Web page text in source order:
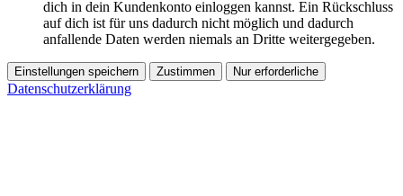
dich in dein Kundenkonto einloggen kannst. Ein Rückschluss
auf dich ist für uns dadurch nicht möglich und dadurch
anfallende Daten werden niemals an Dritte weitergegeben.
Einstellungen speichern Zustimmen Nur erforderliche
Datenschutzerklärung